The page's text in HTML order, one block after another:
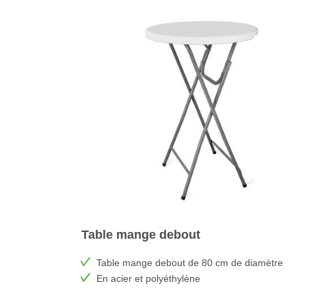
Table mange debout
Table mange debout de 80 cm de diamètre
En acier et polyéthylène